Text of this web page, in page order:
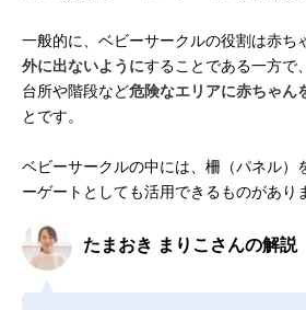
一般的に、ベビーサークルの役割は赤ち
外に出ないようにすることである一方で
台所や階段など危険なエリアに赤ちゃん
とです。
ベビーサークルの中には、柵（パネル）
ーゲートとしても活用できるものがあり
たまおき まりこさんの解説